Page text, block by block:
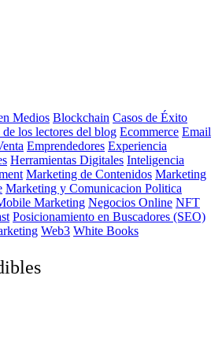
Medios Blockchain Casos de Éxito
de los lectores del blog Ecommerce Email
Emprendedores Experiencia
Herramientas Digitales Inteligencia
Marketing de Contenidos Marketing
Marketing y Comunicacion Politica
Marketing Negocios Online NFT
Posicionamiento en Buscadores (SEO)
Web3 White Books